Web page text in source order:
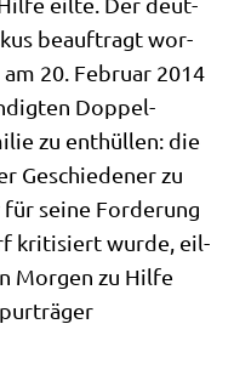
beauf­tragt wor­
20. Febru­ar 2014
Dop­pel-
zu ent­hül­len: die
Geschie­de­ner zu
für sei­ne For­de­rung
kri­ti­siert wur­de, eil­
Mor­gen zu Hil­fe